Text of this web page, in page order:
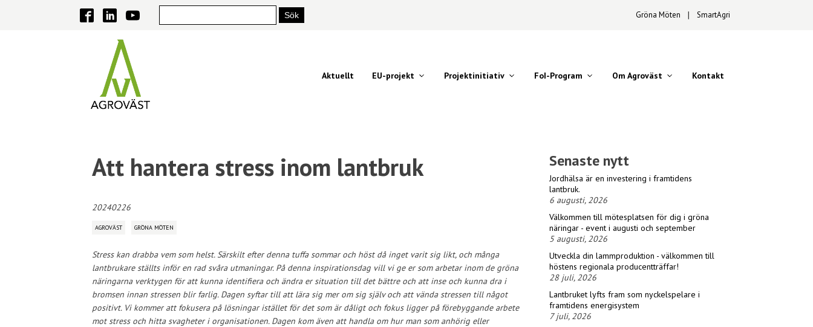
Gröna Möten ∣ SmartAgri
Aktuellt EU-projekt Projektinitiativ FoI-Program Om Agroväst Kontakt
Att hantera stress inom lantbruk
20240226
AGROVÄST GRÖNA MÖTEN
Stress kan drabba vem som helst. Särskilt efter denna tuffa sommar och höst då inget varit sig likt, och många
lantbrukare ställts inför en rad svåra utmaningar. På denna inspirationsdag vill vi ge er som arbetar inom de gröna
näringarna verktygen för att kunna identifiera och ändra er situation till det bättre och att inse och kunna dra i
bromsen innan stressen blir farlig. Dagen syftar till att lära sig mer om sig själv och att vända stressen till något
positivt. Vi kommer att fokusera på lösningar istället för det som är dåligt och fokus ligger på förebyggande arbete
mot stress och hitta svagheter i organisationen. Dagen kom även att handla om hur man som anhörig eller
Senaste nytt
Jordhälsa är en investering i framtidens
lantbruk.
6 augusti, 2026
Välkommen till mötesplatsen för dig i gröna
näringar - event i augusti och september
5 augusti, 2026
Utveckla din lammproduktion - välkommen till
höstens regionala producentträffar!
28 juli, 2026
Lantbruket lyfts fram som nyckelspelare i
framtidens energisystem
7 juli, 2026